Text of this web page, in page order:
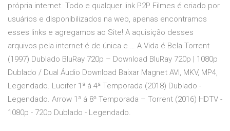
própria internet. Todo e qualquer link P2P Filmes é criado por
usuários e disponibilizados na web, apenas encontramos
esses links e agregamos ao Site! A aquisição desses
arquivos pela internet é de única e … A Vida é Bela Torrent
(1997) Dublado BluRay 720p – Download BluRay 720p | 1080p
Dublado / Dual Áudio Download Baixar Magnet AVI, MKV, MP4,
Legendado. Lucifer 1ª á 4ª Temporada (2018) Dublado -
Legendado. Arrow 1ª á 8ª Temporada – Torrent (2016) HDTV -
1080p - 720p Dublado - Legendado.